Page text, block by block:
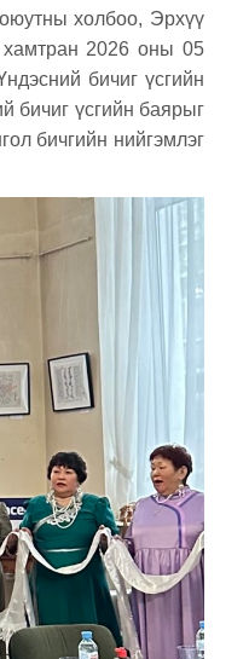
холбоо, Эрхүү
хамтран 2026 оны 05
бичиг үсгийн
бичиг үсгийн баярыг
бичгийн нийгэмлэг